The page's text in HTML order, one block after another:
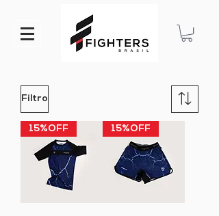
Filtro
15%OFF 15%OFF